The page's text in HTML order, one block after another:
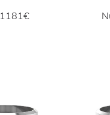
1181€